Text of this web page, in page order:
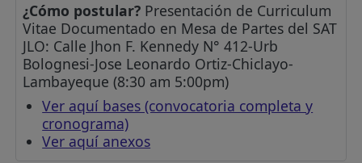
¿Cómo postular? Presentación de Curriculum
Vitae Documentado en Mesa de Partes del SAT
JLO: Calle Jhon F. Kennedy N° 412-Urb
Bolognesi-Jose Leonardo Ortiz-Chiclayo-
Lambayeque (8:30 am 5:00pm)
Ver aquí bases (convocatoria completa y
cronograma)
Ver aquí anexos